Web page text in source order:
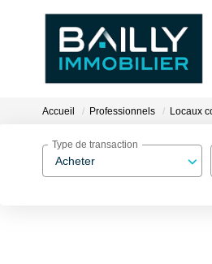
Accueil Professionnels Locaux
Acheter
Type de transaction